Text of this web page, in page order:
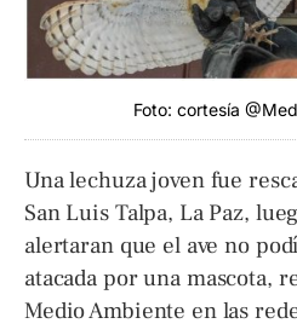
Foto: cortesía
Una lechuza joven fue
San Luis Talpa, La Paz,
alertaran que el ave no
atacada por una mascota,
Medio Ambiente en las